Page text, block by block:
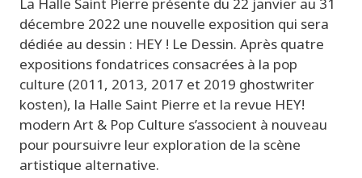
décembre 2022 une nouvelle exposition qui sera
dédiée au dessin : HEY ! Le Dessin. Après quatre
expositions fondatrices consacrées à la pop
culture (2011, 2013, 2017 et 2019 ghostwriter
kosten), la Halle Saint Pierre et la revue HEY!
modern Art & Pop Culture s’associent à nouveau
pour poursuivre leur exploration de la scène
artistique alternative.